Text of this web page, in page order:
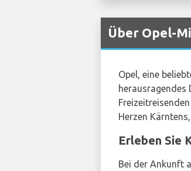
Über Opel-
Opel, eine
Herzen
Erleben Sie
Bei der Ankunft